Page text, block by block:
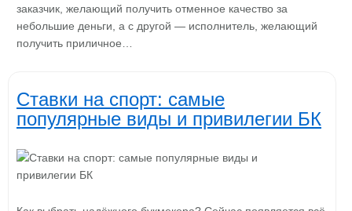
заказчик, желающий получить отменное качество за
небольшие деньги, а с другой — исполнитель, желающий
получить приличное…
Ставки на спорт: самые
популярные виды и привилегии БК